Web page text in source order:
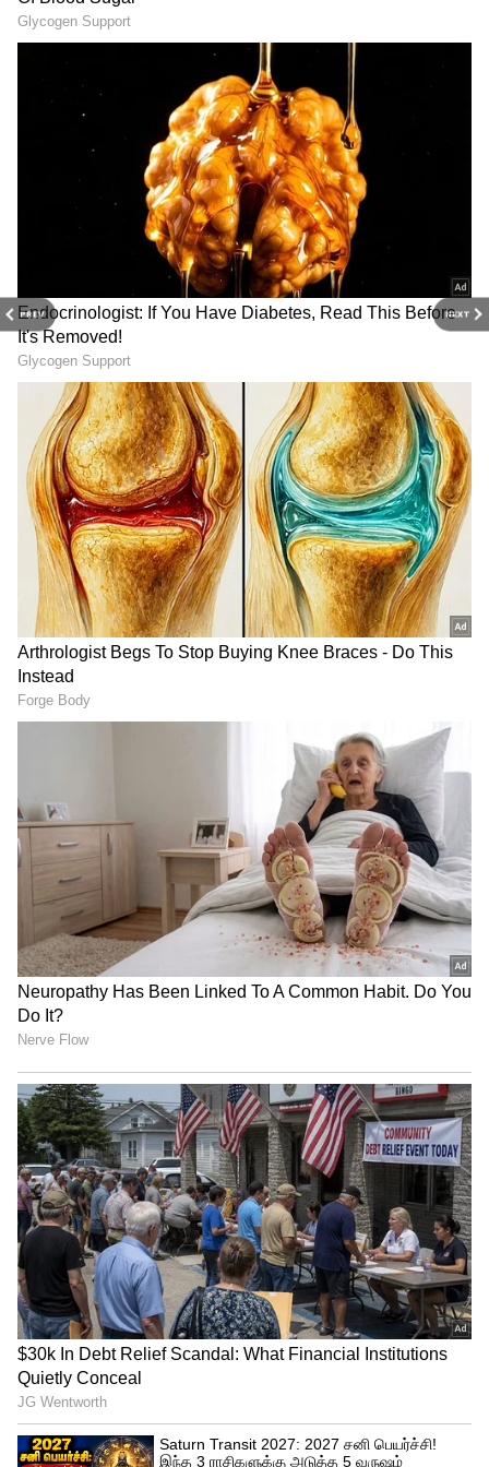
PREV NEXT
Image Credit : Chatgpt
1. மேஷம் (Aries) – உழைப்பால் உலகை
வெல்லும் வீரம்!
மேஷ ராசியின் அதிபதியே 'பூமி காரகன்'
எனப்படும் செவ்வாய் பகவான் தான்.
இதுவே இவர்களுக்குக் கிடைக்கும்
மிகப்பெரிய பலம்!
ஏன் இவர்களுக்குச் சொத்து சேரும்?
நிலம், வீடு, மற்றும் அசையா
சொத்துக்களை வாங்க வேண்டும் என்ற
வேட்கை இவர்களுக்கு மற்றவர்களை விட
மிக அதிகம்.
வெற்றி ரகசியம்:
இவர்கள்
சோம்பேறித்தனத்திற்கு இடமே கொடுக்க
மாட்டார்கள். செவ்வாயின் அருளால்,
தாங்கள் தொட்ட காரியம் துலங்க
வேண்டும் என்று முனைப்புடன்
செயல்படுவார்கள். வாகனங்கள் மற்றும்
சொகுசு வசதிகள் இவர்களைத் தேடி வரும்.
கடின உழைப்பு இவர்களது ஆயுதம்,
சொத்துக்கள் இவர்களது அடையாளம்!
Related Articles